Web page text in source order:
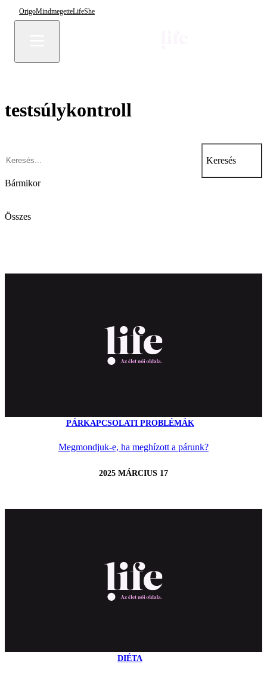
OrigoMindmegetteLifeShe
testsúlykontroll
Keresés
Bármikor
Összes
PÁRKAPCSOLATI PROBLÉMÁK
Megmondjuk-e, ha meghízott a párunk?
2025 MÁRCIUS 17
DIÉTA